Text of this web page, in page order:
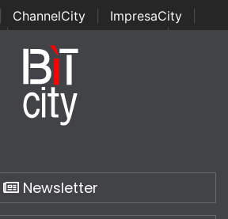
ChannelCity ImpresaCity
| Italian Channel Awards | Italian
Italian Security Awards
Newsletter